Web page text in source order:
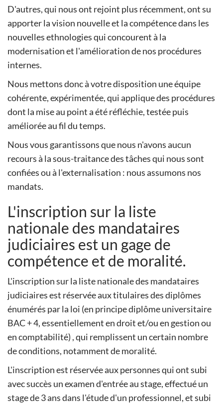
D'autres, qui nous ont rejoint plus récemment, ont su
apporter la vision nouvelle et la compétence dans les
nouvelles ethnologies qui concourent à la
modernisation et l'amélioration de nos procédures
internes.
Nous mettons donc à votre disposition une équipe
cohérente, expérimentée, qui applique des procédures
dont la mise au point a été réfléchie, testée puis
améliorée au fil du temps.
Nous vous garantissons que nous n'avons aucun
recours à la sous-traitance des tâches qui nous sont
confiées ou à l'externalisation : nous assumons nos
mandats.
L'inscription sur la liste
nationale des mandataires
judiciaires est un gage de
compétence et de moralité.
L'inscription sur la liste nationale des mandataires
judiciaires est réservée aux titulaires des diplômes
énumérés par la loi (en principe diplôme universitaire
BAC + 4, essentiellement en droit et/ou en gestion ou
en comptabilité) , qui remplissent un certain nombre
de conditions, notamment de moralité.
L'inscription est réservée aux personnes qui ont subi
avec succès un examen d'entrée au stage, effectué un
stage de 3 ans dans l'étude d'un professionnel, et subi